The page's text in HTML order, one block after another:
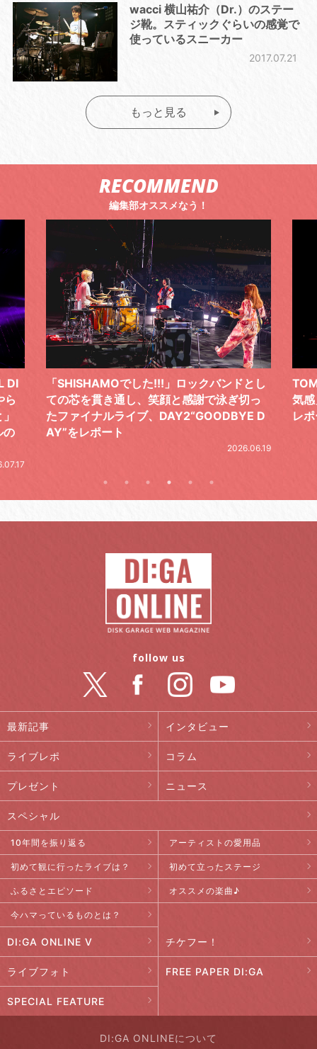
wacci 横山祐介（Dr.）のステー
ジ靴。スティックぐらいの感覚で
使っているスニーカー
2017.07.21
もっと見る
RECOMMEND
編集部オススメなう！
!!!」ロックバンドとし
笑顔と感謝で泳ぎ切っ
、DAY2“GOODBYE D
TOMOO、３台の鍵盤で「6月
気感」を鮮やかに描いた、FC限
レポート
最新記事 インタビュー
ライブレポ コラム
プレゼント ニュース
スペシャル
10年間を振り返る アーティストの愛用品
初めて観に行ったライブは？ 初めて立ったステージ
ふるさとエピソード オススメの楽曲♪
今ハマっているものとは？
DI:GA ONLINE V チケフー！
ライブフォト FREE PAPER DI:GA
SPECIAL FEATURE
follow us
DI:GA ONLINEについて